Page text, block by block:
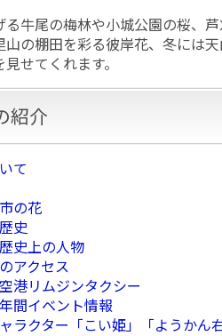
る牛尾の梅林や小城公園の桜、
山の棚田を彩る彼岸花、冬には
せてくれます。
紹介
て
の花
史
史上の人物
アクセス
港リムジンタクシー
間イベント情報
ラクター「こい姫」「ようかん